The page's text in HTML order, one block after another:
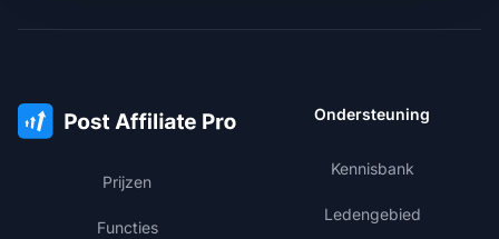
Prijzen
Functies
Ondersteuning
Kennisbank
Ledengebied